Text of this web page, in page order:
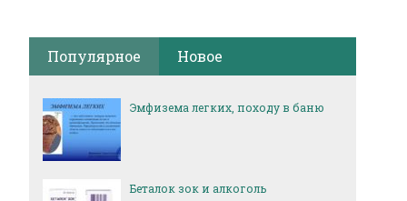
Популярное Новое
Эмфизема легких, походу в баню
Беталок зок и алкоголь